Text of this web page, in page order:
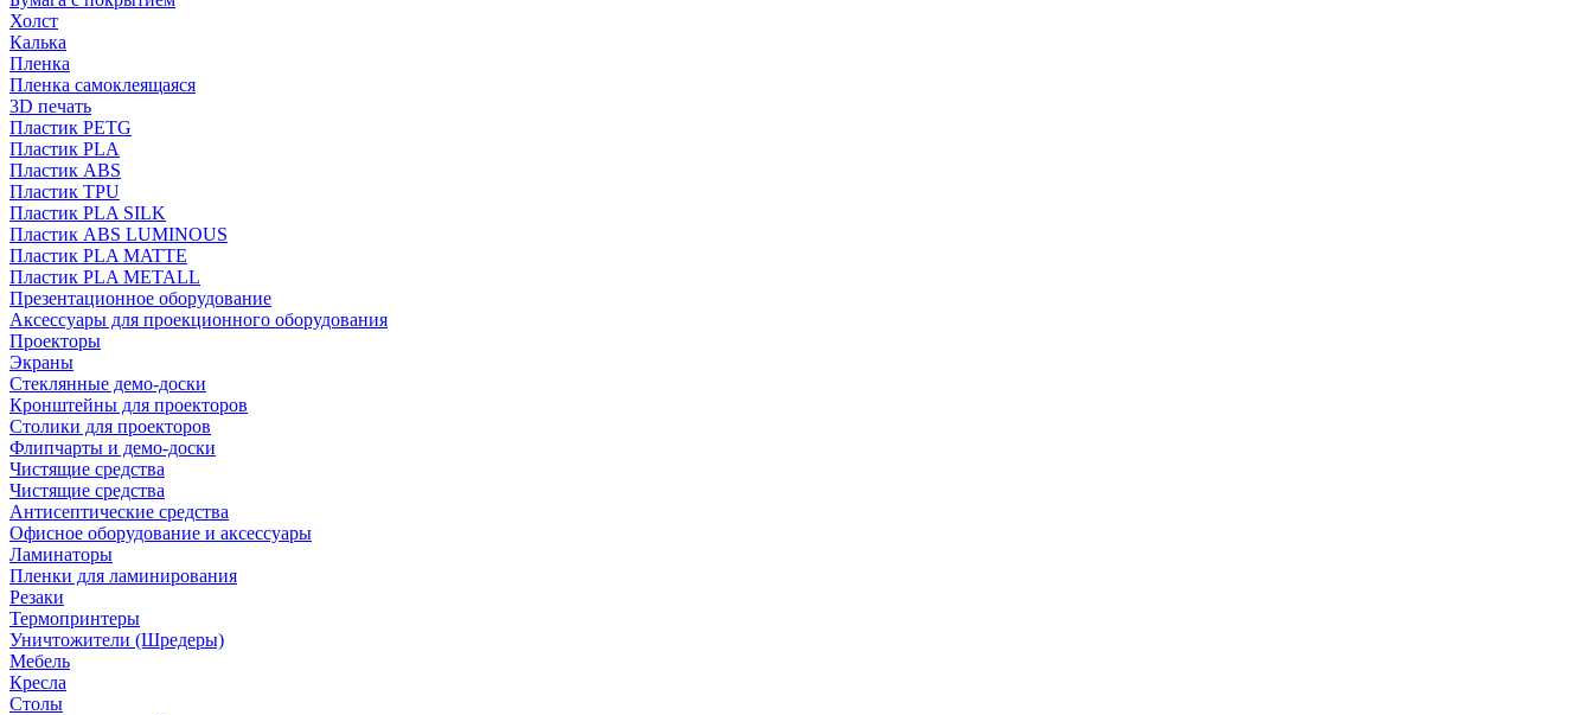
Холст
Калька
Пленка
Пленка самоклеящаяся
3D печать
Пластик PETG
Пластик PLA
Пластик ABS
Пластик TPU
Пластик PLA SILK
Пластик ABS LUMINOUS
Пластик PLA MATTE
Пластик PLA METALL
Презентационное оборудование
Аксессуары для проекционного оборудования
Проекторы
Экраны
Стеклянные демо-доски
Кронштейны для проекторов
Столики для проекторов
Флипчарты и демо-доски
Чистящие средства
Чистящие средства
Антисептические средства
Офисное оборудование и аксессуары
Ламинаторы
Пленки для ламинирования
Резаки
Термопринтеры
Уничтожители (Шредеры)
Мебель
Кресла
Столы